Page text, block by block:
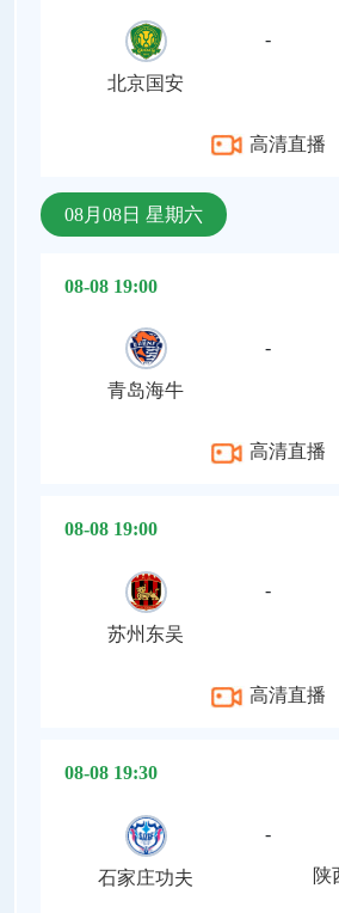
北京国安
-
高清直播
08月08日 星期六
08-08 19:00
青岛海牛
-
高清直播
08-08 19:00
苏州东吴
-
高清直播
08-08 19:30
石家庄功夫
-
陕